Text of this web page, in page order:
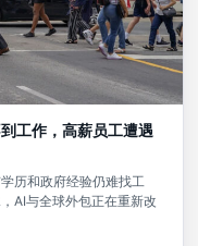
工作，高薪员工遭遇
历和政府经验仍难找工
AI与全球外包正在重新改